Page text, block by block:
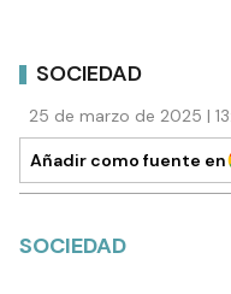
SOCIEDAD
25 de marzo de 2025 |
Añadir como fuente en
SOCIEDAD